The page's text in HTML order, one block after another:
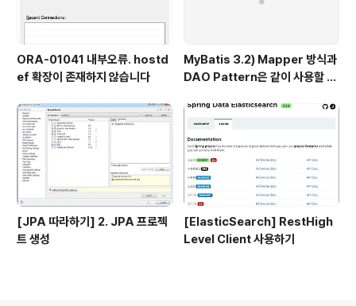
ORA-01041 내부오류. hostd
ef 확장이 존재하지 않습니다
MyBatis 3.2) Mapper 방식과
DAO Pattern은 같이 사용할 수
[JPA 따라하기] 2. JPA 프로젝
트 생성
[ElasticSearch] RestHigh
Level Client 사용하기